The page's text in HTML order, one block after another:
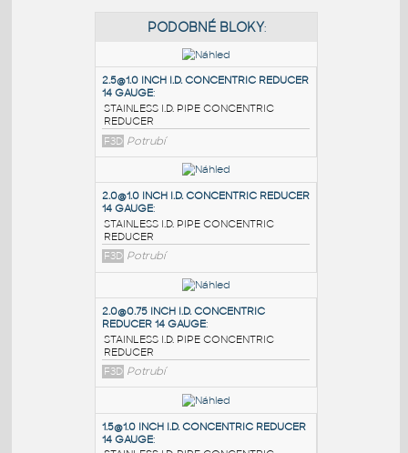
PODOBNÉ BLOKY
2.5@1.0 INCH I.D. CONCENTRIC REDUCER
14 GAUGE:
STAINLESS I.D. PIPE CONCENTRIC
REDUCER
F3D Potrubí
2.0@1.0 INCH I.D. CONCENTRIC REDUCER
14 GAUGE
STAINLESS I.D. PIPE CONCENTRIC
REDUCER
F3D Potrubí